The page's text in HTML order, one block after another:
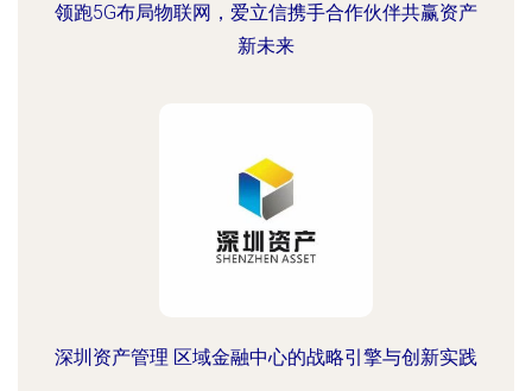
领跑5G布局物联网，爱立信携手合作伙伴共赢资产
新未来
深圳资产管理 区域金融中心的战略引擎与创新实践